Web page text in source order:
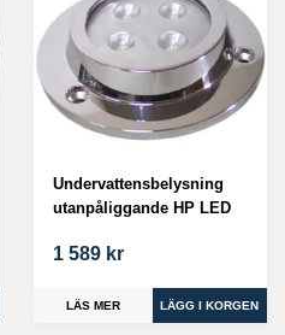
Undervattensbelysning
utanpåliggande HP LED
1 589 kr
LÄS MER